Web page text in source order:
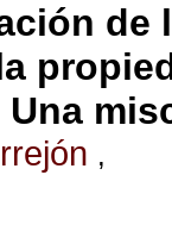
,